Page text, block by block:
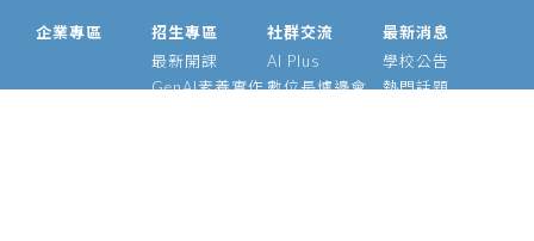
企業專區
招生專區
最新開課
GenAI素養實作
社群交流
AI Plus
數位長爐邊會
最新消息
學校公告
熱門話題